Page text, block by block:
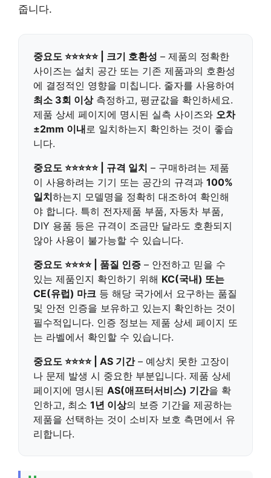
줍니다.
중요도 ⭐⭐⭐⭐⭐ | 크기 호환성 – 제품의 정확한
사이즈는 설치 공간 또는 기존 제품과의 호환성
에 결정적인 영향을 미칩니다. 줄자를 사용하여
최소 3회 이상측정하고, 평균값을 확인하세요.
제품 상세 페이지에 명시된 실측 사이즈와 오차
±2mm 이내 로 일치하는지 확인하는 것이 좋습
니다.
중요도 ⭐⭐⭐⭐⭐ | 규격 일치 – 구매하려는 제품
이 사용하려는 기기 또는 공간의 규격과 100%
일치하는지 모델명을 정확히 대조하여 확인해
야 합니다. 특히 전자제품 부품, 자동차 부품,
DIY 용품 등은 규격이 조금만 달라도 호환되지
않아 사용이 불가능할 수 있습니다.
중요도 ⭐⭐⭐⭐ | 품질 인증 – 안전하고 믿을 수
있는 제품인지 확인하기 위해 KC(국내) 또는
CE(유럽) 마크 등 해당 국가에서 요구하는 품질
및 안전 인증을 보유하고 있는지 확인하는 것이
필수적입니다. 인증 정보는 제품 상세 페이지 또
는 라벨에서 확인할 수 있습니다.
중요도 ⭐⭐⭐⭐ | AS 기간– 예상치 못한 고장이
나 문제 발생 시 중요한 부분입니다. 제품 상세
페이지에 명시된 AS(애프터서비스) 기간을 확
인하고, 최소 1년 이상의 보증 기간을 제공하는
제품을 선택하는 것이 소비자 보호 측면에서 유
리합니다.